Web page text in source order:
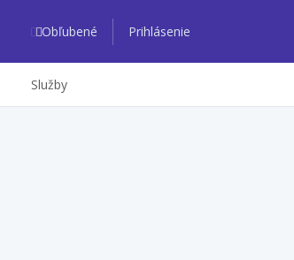
Obľubené Prihlásenie
Služby